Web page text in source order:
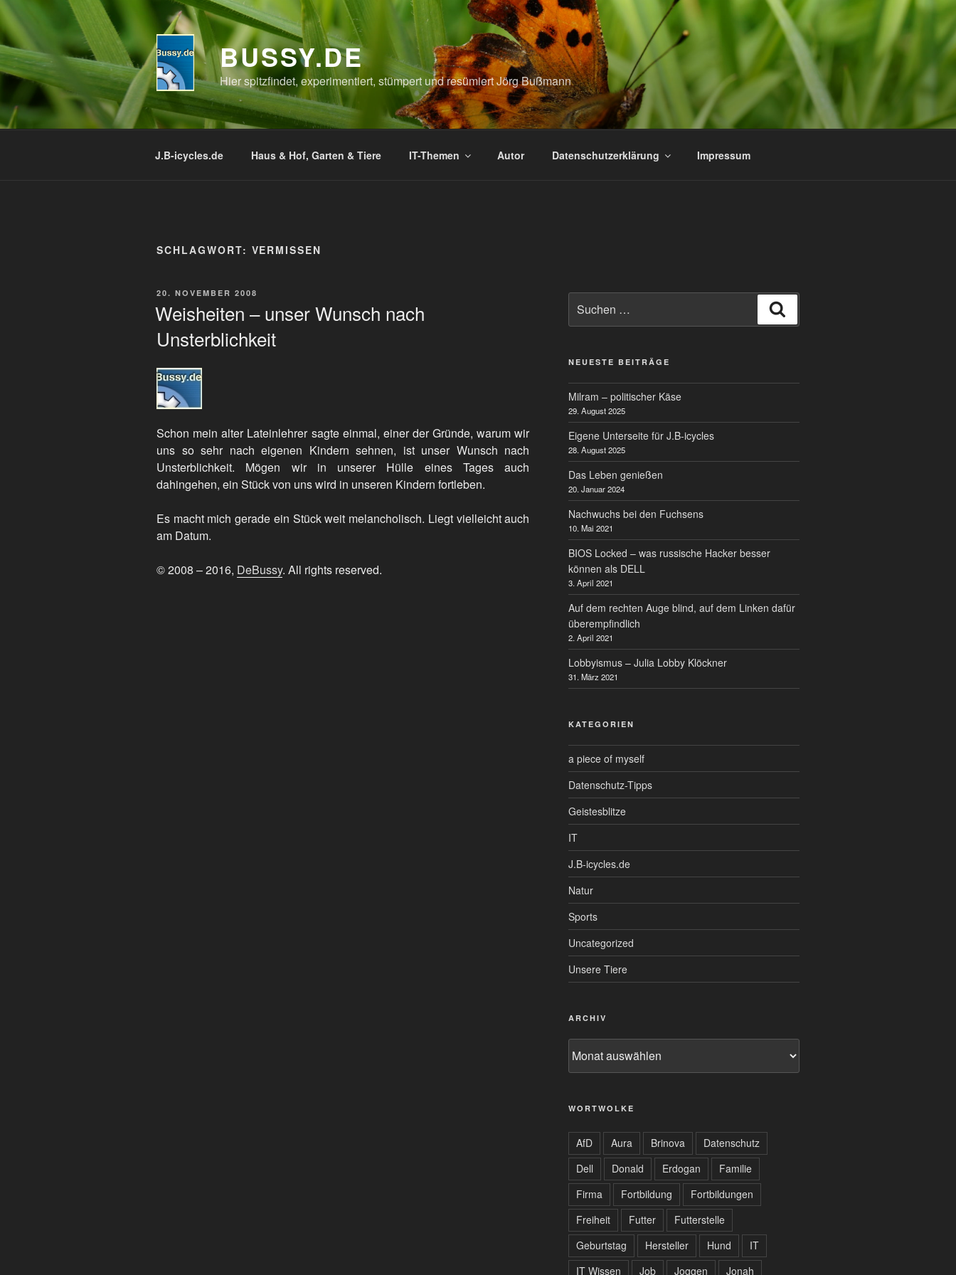
Zum
Inhalt
springen
BUSSY.DE
Hier spitzfindet, experimentiert, stümpert und resümiert Jörg Bußmann
J.B-icycles.de Haus & Hof, Garten & Tiere IT-Themen Autor Datenschutzerklärung Impressum
SCHLAGWORT: VERMISSEN
VERÖFFENTLICHT
20. NOVEMBER 2008
Weisheiten – unser Wunsch nach
Unsterblichkeit
Schon mein alter Lateinlehrer sagte einmal, einer der Gründe, warum wir
uns so sehr nach eigenen Kindern sehnen, ist unser Wunsch nach
Unsterblichkeit. Mögen wir in unserer Hülle eines Tages auch
dahingehen, ein Stück von uns wird in unseren Kindern fortleben.
Es macht mich gerade ein Stück weit melancholisch. Liegt vielleicht auch
am Datum.
© 2008 – 2016, DeBussy. All rights reserved.
nach:
NEUESTE BEITRÄGE
Milram – politischer Käse
29. August 2025
Eigene Unterseite für J.B-icycles
28. August 2025
Das Leben genießen
20. Januar 2024
Nachwuchs bei den Fuchsens
10. Mai 2021
BIOS Locked – was russische Hacker besser
können als DELL
3. April 2021
Auf dem rechten Auge blind, auf dem Linken dafür
überempfindlich
2. April 2021
Lobbyismus – Julia Lobby Klöckner
31. März 2021
KATEGORIEN
a piece of myself
Datenschutz-Tipps
Geistesblitze
IT
J.B-icycles.de
Natur
Sports
Uncategorized
Unsere Tiere
ARCHIV
WORTWOLKE
AfD Aura Brinova
Datenschutz
Dell
Donald Erdogan
Familie
Firma
Fortbildung
Fortbildungen
Freiheit
Futter
Futterstelle
Geburtstag
Hersteller Hund
IT
IT Wissen
Job Joggen Jonah